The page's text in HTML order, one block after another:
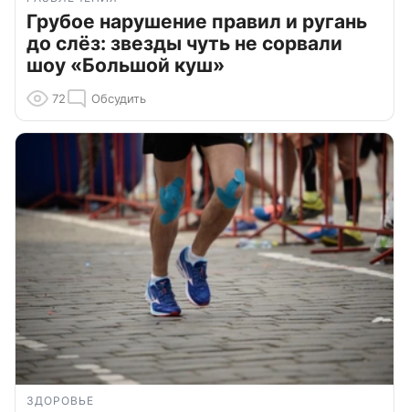
Грубое нарушение правил и ругань
до слёз: звезды чуть не сорвали
шоу «Большой куш»
72 Обсудить
ЗДОРОВЬЕ